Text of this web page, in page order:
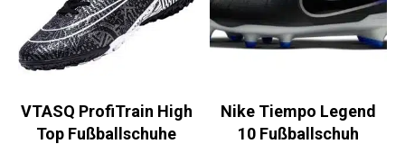
High Top
Fußballschuhe
10 Fußballschuh